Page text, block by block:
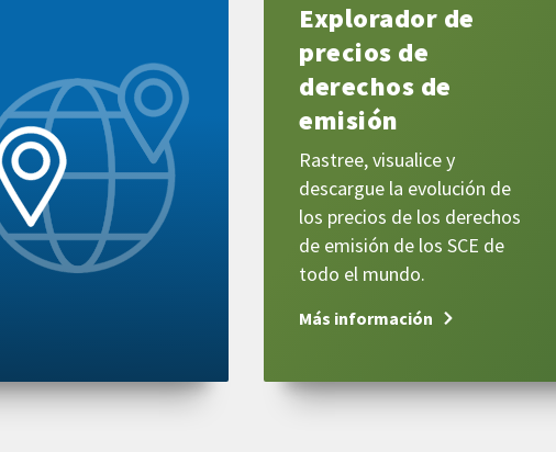
información
Explorador de
precios de
derechos de
emisión
Rastree, visualice y
descargue la evolución de
los precios de los derechos
de emisión de los SCE de
todo el mundo.
Más información